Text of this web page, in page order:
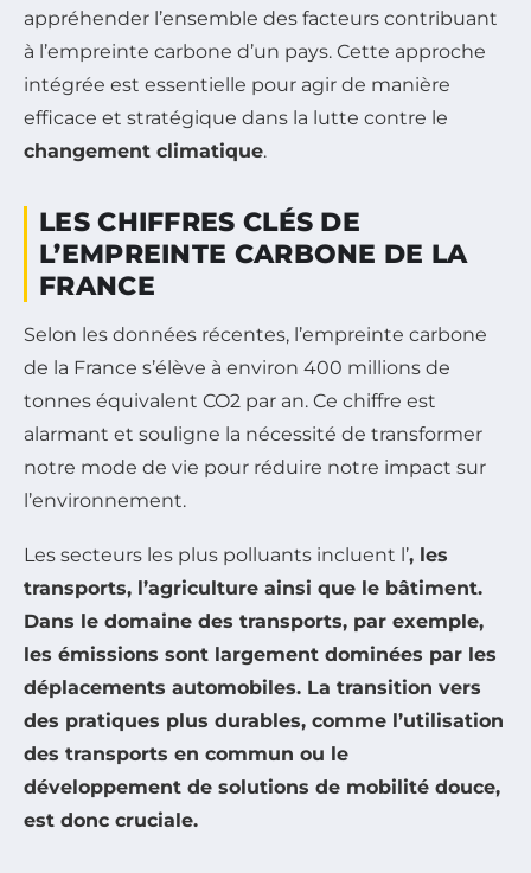
appréhender l’ensemble des facteurs contribuant
à l’empreinte carbone d’un pays. Cette approche
intégrée est essentielle pour agir de manière
efficace et stratégique dans la lutte contre le
changement climatique.
LES CHIFFRES CLÉS DE
L’EMPREINTE CARBONE DE LA
FRANCE
Selon les données récentes, l’empreinte carbone
de la France s’élève à environ 400 millions de
tonnes équivalent CO2 par an. Ce chiffre est
alarmant et souligne la nécessité de transformer
notre mode de vie pour réduire notre impact sur
l’environnement.
Les secteurs les plus polluants incluent l’, les
transports, l’agriculture ainsi que le bâtiment.
Dans le domaine des transports, par exemple,
les émissions sont largement dominées par les
déplacements automobiles. La transition vers
des pratiques plus durables, comme l’utilisation
des transports en commun ou le
développement de solutions de mobilité douce,
est donc cruciale.